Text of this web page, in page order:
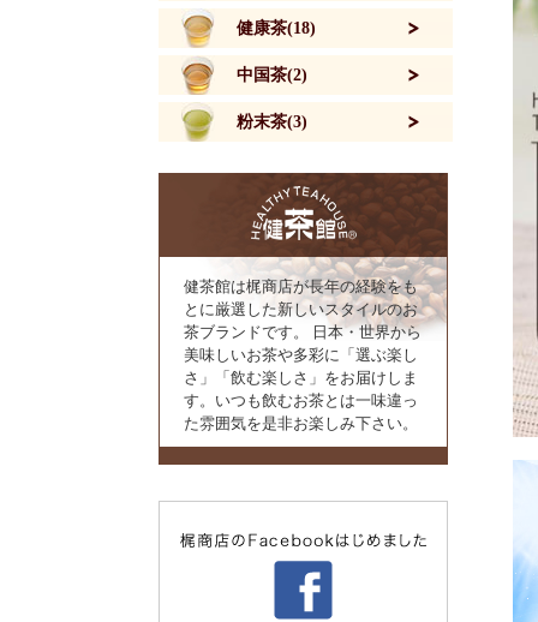
健康茶(18)
中国茶(2)
粉末茶(3)
健茶館は梶商店が長年の経験をも
とに厳選した新しいスタイルのお
茶ブランドです。 日本・世界から
美味しいお茶や多彩に「選ぶ楽し
さ」「飲む楽しさ」をお届けしま
す。いつも飲むお茶とは一味違っ
た雰囲気を是非お楽しみ下さい。